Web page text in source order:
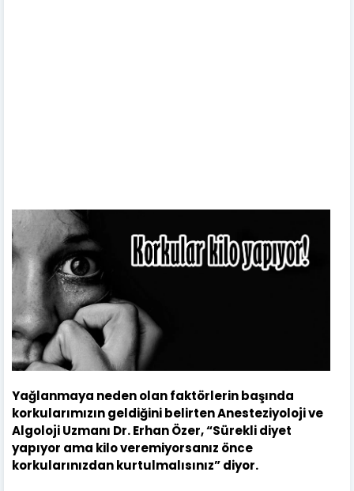
Yağlanmaya neden olan faktörlerin başında
korkularımızın geldiğini belirten Anesteziyoloji ve
Algoloji Uzmanı Dr. Erhan Özer, “Sürekli diyet
yapıyor ama kilo veremiyorsanız önce
korkularınızdan kurtulmalısınız” diyor.